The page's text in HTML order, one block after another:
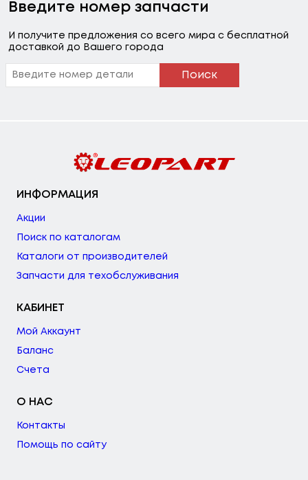
Введите номер запчасти
И получите предложения со всего мира с бесплатной
доставкой до Вашего города
Поиск
ИНФОРМАЦИЯ
Акции
Поиск по каталогам
Каталоги от производителей
Запчасти для техобслуживания
КАБИНЕТ
Мой Аккаунт
Баланс
Счета
О НАС
Контакты
Помощь по сайту